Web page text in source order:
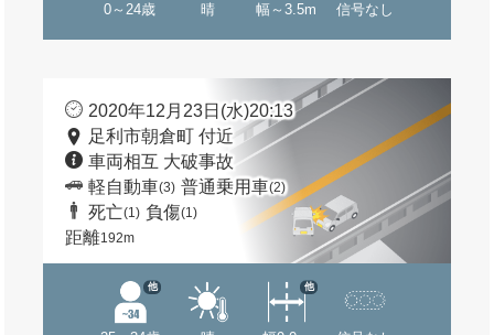
0～24歳 晴 幅～3.5m 信号なし
2020年12月23日(水)20:13
足利市朝倉町 付近
車両相互 大破事故
軽自動車(3) 普通乗用車(2)
死亡(1) 負傷(1)
距離192m
他 他